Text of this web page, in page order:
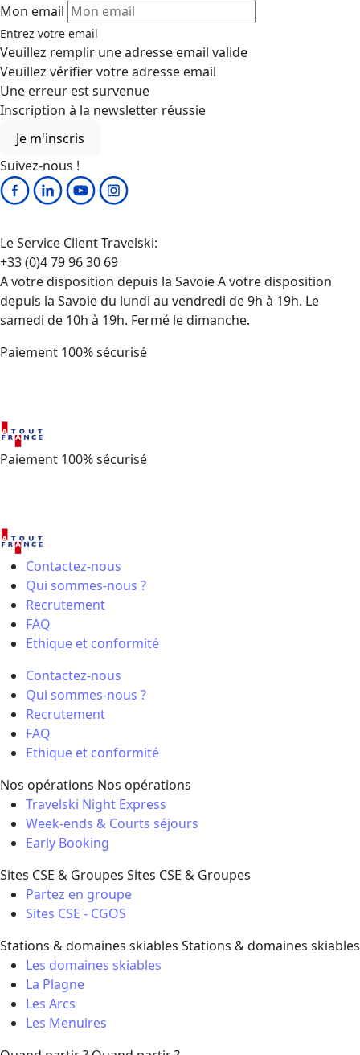
Mon email
Entrez votre email
Veuillez remplir une adresse email valide
Veuillez vérifier votre adresse email
Une erreur est survenue
Inscription à la newsletter réussie
Je m'inscris
Suivez-nous !
Le Service Client Travelski:
+33 (0)4 79 96 30 69
A votre disposition depuis la Savoie A votre disposition
depuis la Savoie du lundi au vendredi de 9h à 19h. Le
samedi de 10h à 19h. Fermé le dimanche.
Paiement 100% sécurisé
Paiement 100% sécurisé
Contactez-nous
Qui sommes-nous ?
Recrutement
FAQ
Ethique et conformité
Contactez-nous
Qui sommes-nous ?
Recrutement
FAQ
Ethique et conformité
Nos opérations Nos opérations
Travelski Night Express
Week-ends & Courts séjours
Early Booking
Sites CSE & Groupes Sites CSE & Groupes
Partez en groupe
Sites CSE - CGOS
Stations & domaines skiables Stations & domaines skiables
Les domaines skiables
La Plagne
Les Arcs
Les Menuires